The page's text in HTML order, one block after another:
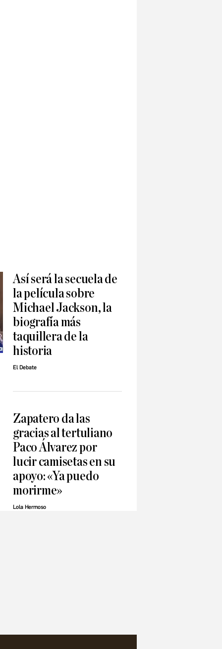
Así será la secuela de
la película sobre
Michael Jackson, la
biografía más
taquillera de la
historia
El Debate
Zapatero da las
gracias al tertuliano
Paco Álvarez por
lucir camisetas en su
apoyo: «Ya puedo
morirme»
Lola Hermoso